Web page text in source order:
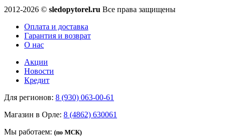
2012-2026 © sledopytorel.ru Все права защищены
Оплата и доставка
Гарантия и возврат
О нас
Акции
Новости
Кредит
Для регионов: 8 (930) 063-00-61
Магазин в Орле: 8 (4862) 630061
Мы работаем: (по МСК)